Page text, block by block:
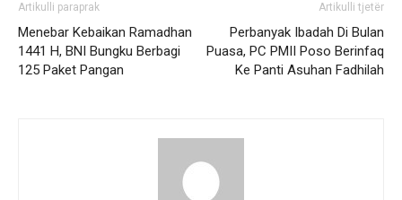
Artikulli paraprak
Menebar Kebaikan Ramadhan
1441 H, BNI Bungku Berbagi
125 Paket Pangan
Artikulli tjetër
Perbanyak Ibadah Di Bulan
Puasa, PC PMII Poso Berinfaq
Ke Panti Asuhan Fadhilah